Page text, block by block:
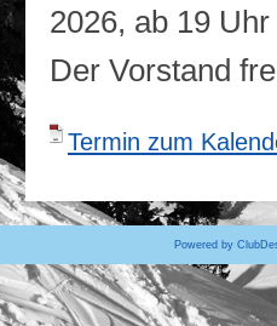
2026, ab 19
Der Vorstand
Termin zum
Powered by